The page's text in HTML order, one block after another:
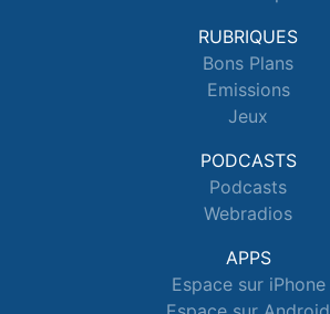
RUBRIQUES
Bons Plans
Emissions
Jeux
PODCASTS
Podcasts
Webradios
APPS
Espace sur iPhone